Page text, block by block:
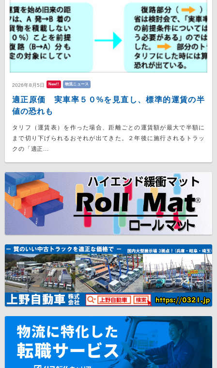
2026年8月5日 New!! 物流ニュース
適正原価 実車率５０%を見直し、標準的運賃の半
値の恐れも
タリフ（運賃表）を作った場合、距離ごとの運賃額が最大で半額に
まで切り下げられるおそれが出てきた。２年後に施行されるトラッ
クの「適正...